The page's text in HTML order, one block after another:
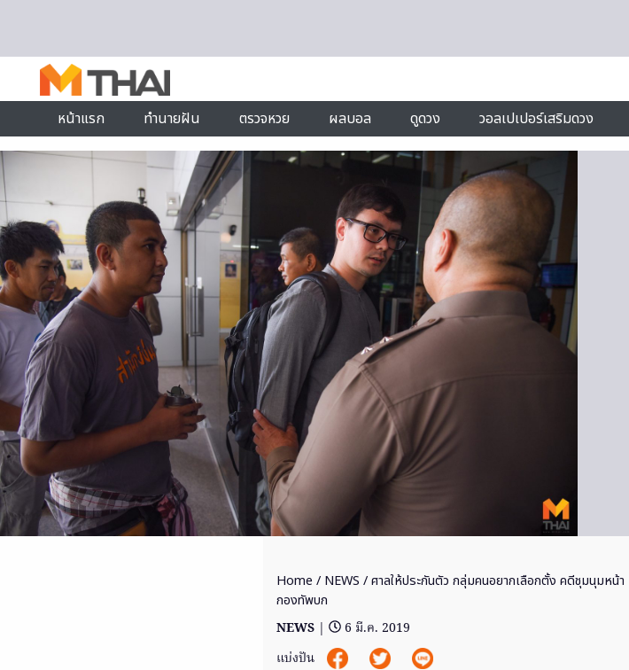
หน้าแรก
ทำนายฝัน ตรวจหวย ผลบอล ดูดวง วอลเปเปอร์เสริมดวง
Home / NEWS / ศาลให้ประกันตัว กลุ่มคนอยากเลือกตั้ง คดีชุมนุมหน้า
กองทัพบก
NEWS |
6 มี.ค. 2019
แบ่งปัน